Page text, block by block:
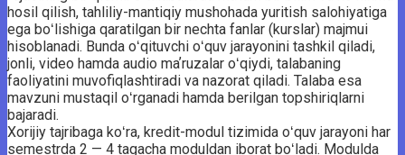
hosil qilish, tahliliy-mantiqiy mushohada yuritish salohiyatiga
ega boʻlishiga qaratilgan bir nechta fanlar (kurslar) majmui
hisoblanadi. Bunda oʻqituvchi oʻquv jarayonini tashkil qiladi,
jonli, video hamda audio maʼruzalar oʻqiydi, talabaning
faoliyatini muvofiqlashtiradi va nazorat qiladi. Talaba esa
mavzuni mustaqil oʻrganadi hamda berilgan topshiriqlarni
bajaradi.
Xorijiy tajribaga koʻra, kredit-modul tizimida oʻquv jarayoni har
semestrda 2 — 4 tagacha moduldan iborat boʻladi. Modulda